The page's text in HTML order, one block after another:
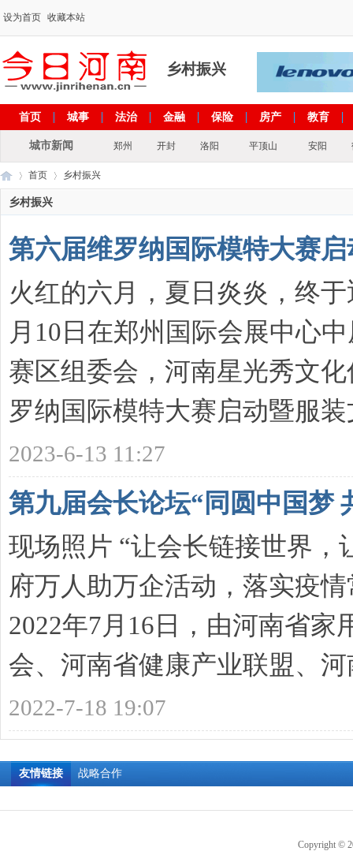
设为首页 收藏本站
乡村振兴
首页 城事 法治 金融 保险 房产 教育
出彩河南 政策 专题
城市新闻 郑州 开封 洛阳 平顶山 安阳
今 ›
首页
›
乡村振兴
乡村振兴
第六届维罗纳国际模特大赛
火红的六月，夏日炎炎，终
月10日在郑州国际会展中心
赛区组委会，河南星光秀文
罗纳国际模特大赛启动暨服
2023-6-13 11:27
第九届会长论坛“同圆中国梦
现场照片 “让会长链接世界，
府万人助万企活动，落实疫
2022年7月16日，由河南省
会、河南省健康产业联盟、河
2022-7-18 19:07
友情链接 战略合作
Copyright ©